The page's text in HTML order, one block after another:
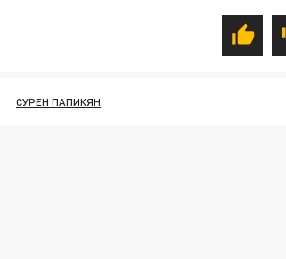
СУРЕН ПАПИКЯН